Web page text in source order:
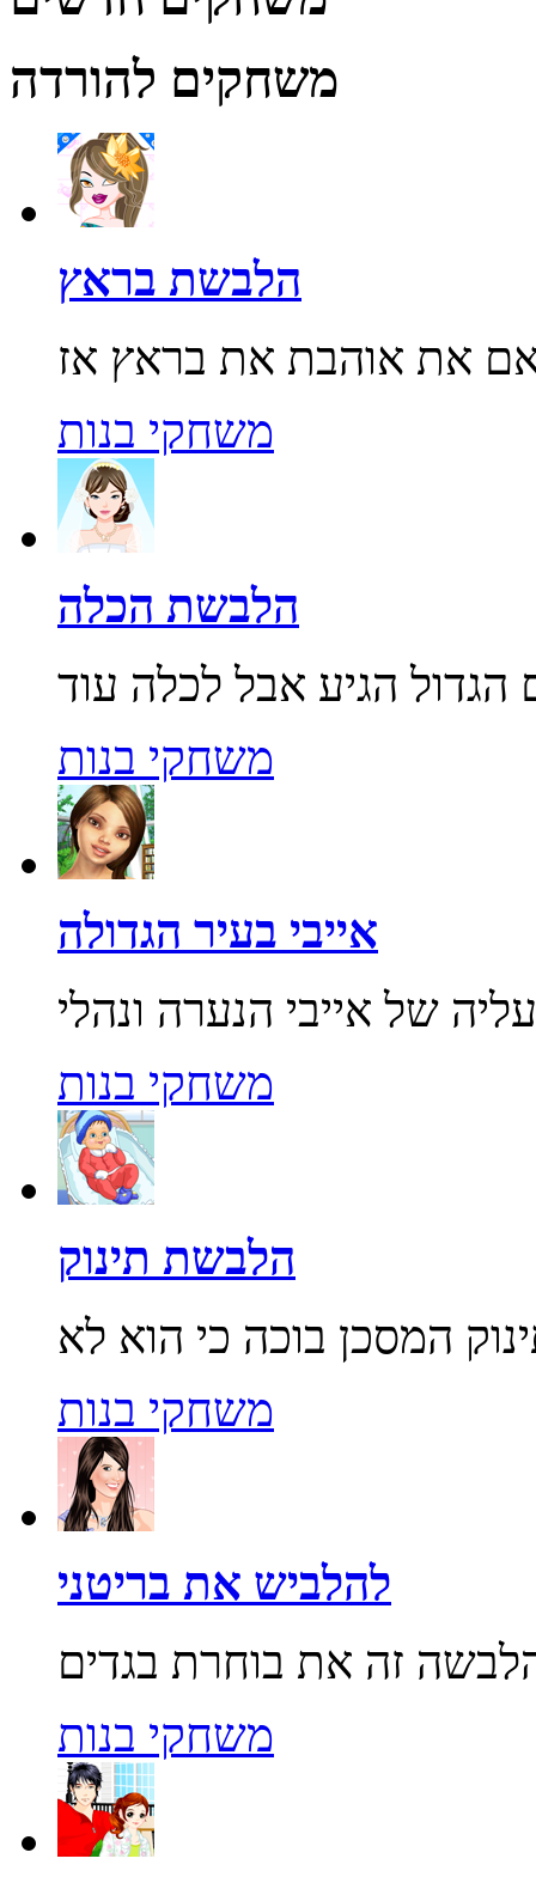
משחקים להורדה
הלבשת בראץ
משחקי בנות
הלבשת הכלה
משחקי בנות
אייבי בעיר הגדולה
משחקי בנות
הלבשת תינוק
משחקי בנות
להלביש את בריטני
משחקי בנות